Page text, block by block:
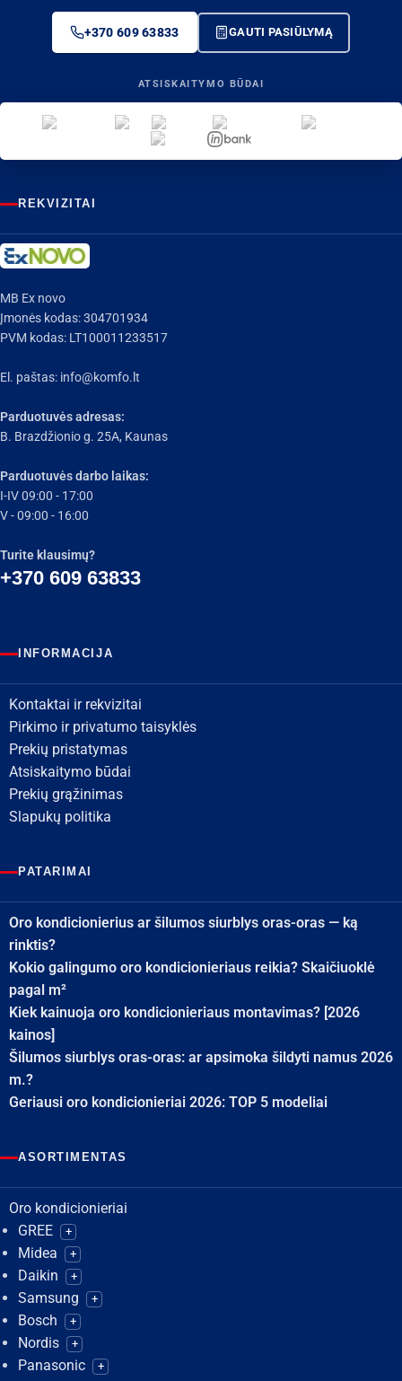
+370 609 63833 GAUTI PASIŪLYMĄ
ATSISKAITYMO BŪDAI
REKVIZITAI
MB Ex novo
Įmonės kodas: 304701934
PVM kodas: LT100011233517
El. paštas: info@komfo.lt
Parduotuvės adresas:
B. Brazdžionio g. 25A, Kaunas
Parduotuvės darbo laikas:
I-IV 09:00 - 17:00
V - 09:00 - 16:00
Turite klausimų?
+370 609 63833
INFORMACIJA
Kontaktai ir rekvizitai
Pirkimo ir privatumo taisyklės
Prekių pristatymas
Atsiskaitymo būdai
Prekių grąžinimas
Slapukų politika
PATARIMAI
Oro kondicionierius ar šilumos siurblys oras-oras — ką
rinktis?
Kokio galingumo oro kondicionieriaus reikia? Skaičiuoklė
pagal m²
Kiek kainuoja oro kondicionieriaus montavimas? [2026
kainos]
Šilumos siurblys oras-oras: ar apsimoka šildyti namus 2026
m.?
Geriausi oro kondicionieriai 2026: TOP 5 modeliai
ASORTIMENTAS
Oro kondicionieriai
GREE
+
Midea +
Daikin +
Samsung +
Bosch +
Nordis +
Panasonic +